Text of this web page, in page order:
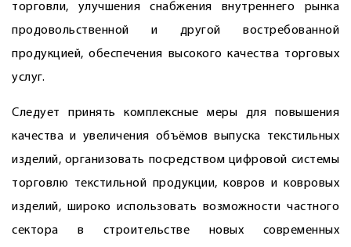
торговли, улучшения снабжения внутреннего рынка
продовольственной и другой востребованной
продукцией, обеспечения высокого качества торговых
услуг.
Следует принять комплексные меры для повышения
качества и увеличения объёмов выпуска текстильных
изделий, организовать посредством цифровой системы
торговлю текстильной продукции, ковров и ковровых
изделий, широко использовать возможности частного
сектора в строительстве новых сов­ременных